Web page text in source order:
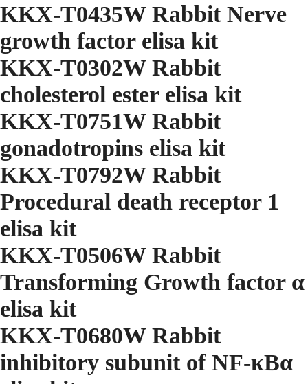
KKX-T0435W Rabbit Nerve
growth factor elisa kit
KKX-T0302W Rabbit
cholesterol ester elisa kit
KKX-T0751W Rabbit
gonadotropins elisa kit
KKX-T0792W Rabbit
Procedural death receptor 1
elisa kit
KKX-T0506W Rabbit
Transforming Growth factor α
elisa kit
KKX-T0680W Rabbit
inhibitory subunit of NF-κBα